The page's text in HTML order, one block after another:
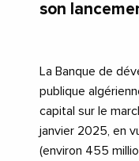
son
La Banque de
publique
capital sur le
janvier 2025, en
(environ 455